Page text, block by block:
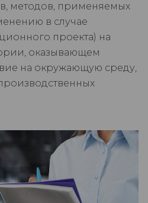
методов, применяемых
в случае
проекта) на
оказывающем
на окружающую среду,